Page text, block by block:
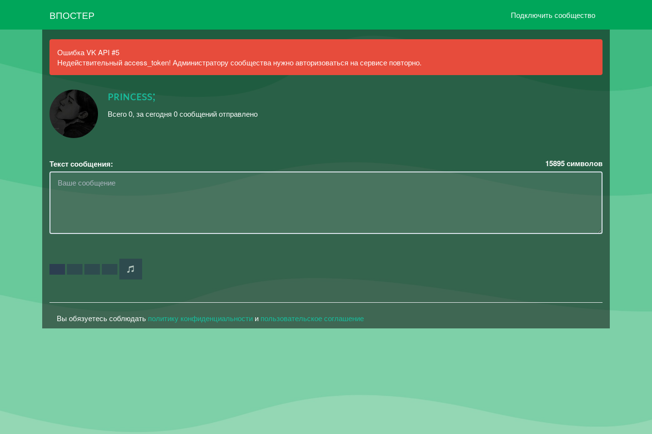
ВПОСТЕР Подключить сообщество
Ошибка VK API #5
Недействительный access_token! Администратору сообщества нужно авторизоваться на сервисе повторно.
ᴘʀɪɴᴄᴇss;
Всего 0, за сегодня 0 сообщений отправлено
Текст сообщения: 15895символов
Вы обязуетесь соблюдать политику конфиденциальности и пользовательское соглашение